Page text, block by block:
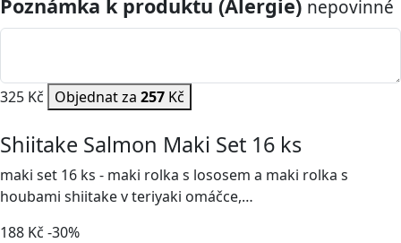
Poznámka k produktu (Alergie) nepovinné
325 Kč Objednat za 257 Kč
Shiitake Salmon Maki Set 16 ks
maki set 16 ks - maki rolka s lososem a maki rolka s
houbami shiitake v teriyaki omáčce,…
188 Kč -30%